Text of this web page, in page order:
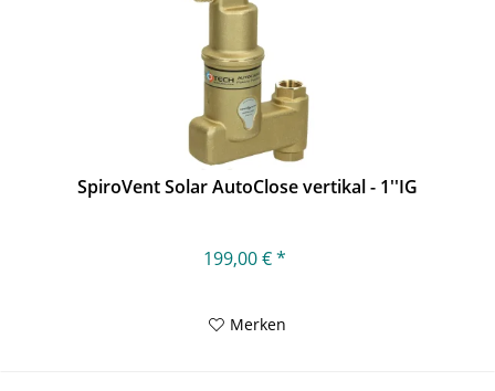
SpiroVent Solar AutoClose vertikal - 1''IG
199,00 € *
Merken